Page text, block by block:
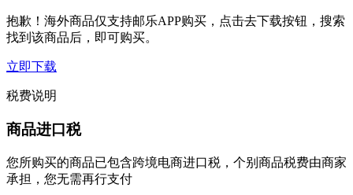
抱歉！海外商品仅支持邮乐APP购买，点击去下载按钮，搜索
找到该商品后，即可购买。
立即下载
税费说明
商品进口税
您所购买的商品已包含跨境电商进口税，个别商品税费由商家
承担，您无需再行支付